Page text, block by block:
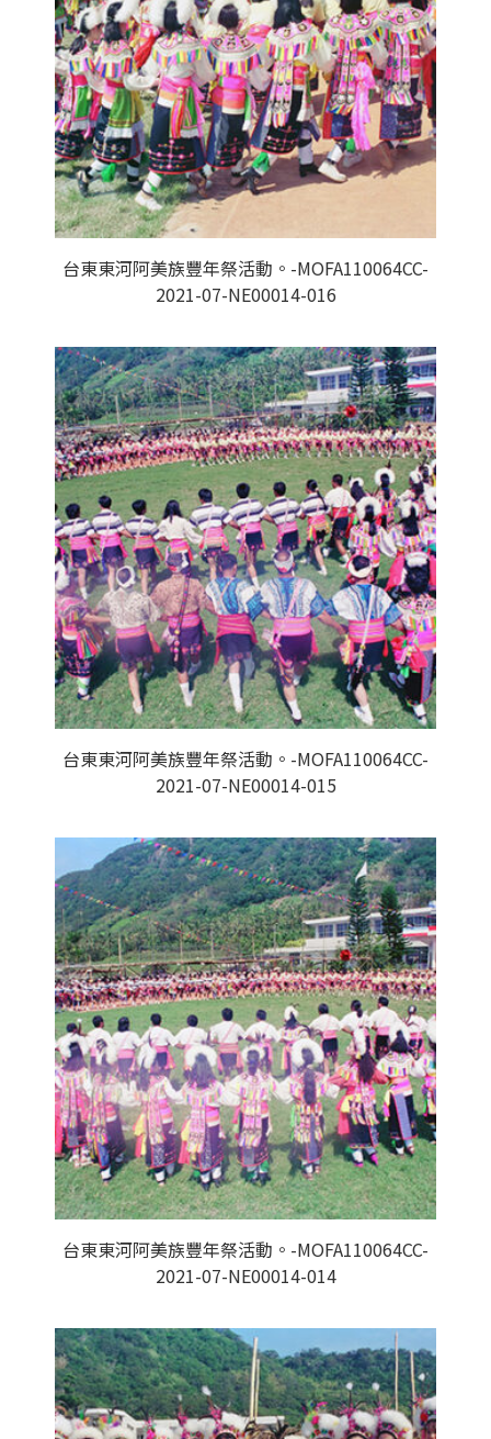
台東東河阿美族豐年祭活動。-MOFA110064CC-
2021-07-NE00014-016
台東東河阿美族豐年祭活動。-MOFA110064CC-
2021-07-NE00014-015
台東東河阿美族豐年祭活動。-MOFA110064CC-
2021-07-NE00014-014